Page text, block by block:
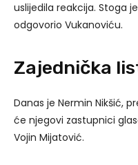
uslijedila reakcija. Stoga
odgovorio Vukanoviću.
Zajednička
Danas je Nermin Nikšić,
će njegovi zastupnici
Vojin Mijatović.